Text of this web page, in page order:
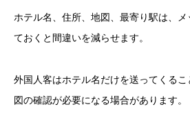
ホテル名、住所、地図、最寄り駅は、
ておくと間違いを減らせます。
外国人客はホテル名だけを送ってくる
図の確認が必要になる場合があります。